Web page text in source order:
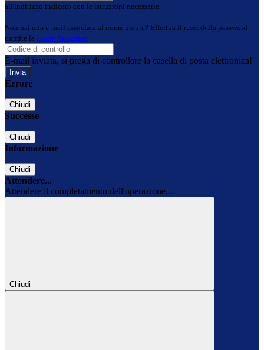
all'indirizzo indicato con le istruzioni necessarie.
Non hai una e-mail associata al nome utente? Effettua il reset della password
tramite la Login Spaggiari
E-mail inviata, si prega di controllare la casella di posta elettronica!
Errore
Chiudi
Successo
Chiudi
Informazione
Chiudi
Attendere...
Attendere il completamento dell'operazione...
Chiudi